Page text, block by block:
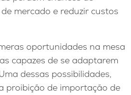
mercado e reduzir custos
oportunidades na mesa
capazes de se adaptarem
dessas possibilidades,
proibição de importação de